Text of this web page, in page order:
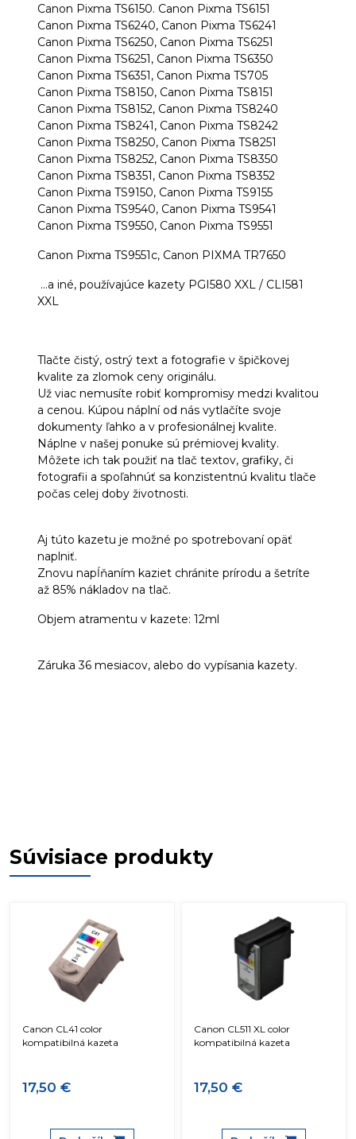
Canon Pixma TS6150. Canon Pixma TS6151
Canon Pixma TS6240, Canon Pixma TS6241
Canon Pixma TS6250, Canon Pixma TS6251
Canon Pixma TS6251, Canon Pixma TS6350
Canon Pixma TS6351, Canon Pixma TS705
Canon Pixma TS8150, Canon Pixma TS8151
Canon Pixma TS8152, Canon Pixma TS8240
Canon Pixma TS8241, Canon Pixma TS8242
Canon Pixma TS8250, Canon Pixma TS8251
Canon Pixma TS8252, Canon Pixma TS8350
Canon Pixma TS8351, Canon Pixma TS8352
Canon Pixma TS9150, Canon Pixma TS9155
Canon Pixma TS9540, Canon Pixma TS9541
Canon Pixma TS9550, Canon Pixma TS9551
Canon Pixma TS9551c, Canon PIXMA TR7650
...a iné, používajúce kazety PGI580 XXL / CLI581
XXL
Tlačte čistý, ostrý text a fotografie v špičkovej
kvalite za zlomok ceny originálu.
Už viac nemusíte robiť kompromisy medzi kvalitou
a cenou. Kúpou náplní od nás vytlačíte svoje
dokumenty ľahko a v profesionálnej kvalite.
Náplne v našej ponuke sú prémiovej kvality.
Môžete ich tak použiť na tlač textov, grafiky, či
fotografii a spoľahnúť sa konzistentnú kvalitu tlače
počas celej doby životnosti.
Aj túto kazetu je možné po spotrebovaní opäť
naplniť.
Znovu napĺňaním kaziet chránite prírodu a šetríte
až 85% nákladov na tlač.
Objem atramentu v kazete: 12ml
Záruka 36 mesiacov, alebo do vypísania kazety.
Súvisiace produkty
Canon CL41 color
kompatibilná kazeta
17,50 €
Canon CL511 XL color
kompatibilná kazeta
17,50 €